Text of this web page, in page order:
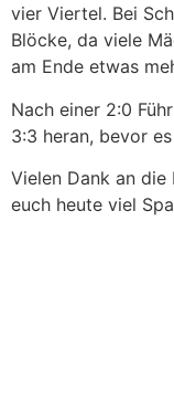
vier Viertel. Bei
Blöcke, da viele
am Ende etwas
Nach einer 2:0
3:3 heran, bevor
Vielen Dank an die
euch heute viel